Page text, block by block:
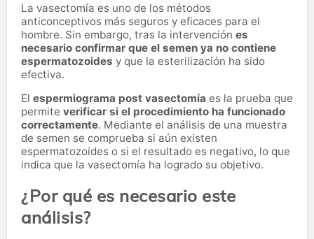
La vasectomía es uno de los métodos
anticonceptivos más seguros y eficaces para el
hombre. Sin embargo, tras la intervención es
necesario confirmar que el semen ya no contiene
espermatozoides y que la esterilización ha sido
efectiva.
El espermiograma post vasectomía es la prueba que
permite verificar si el procedimiento ha funcionado
correctamente. Mediante el análisis de una muestra
de semen se comprueba si aún existen
espermatozoides o si el resultado es negativo, lo que
indica que la vasectomía ha logrado su objetivo.
¿Por qué es necesario este
análisis?